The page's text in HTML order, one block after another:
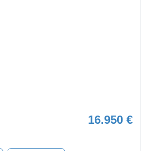
16.950 €